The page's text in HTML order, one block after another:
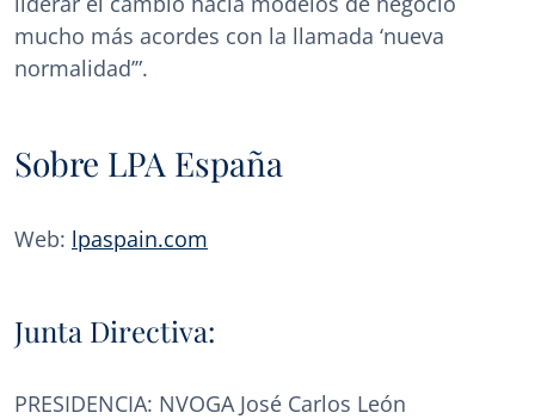
mucho más acordes con la llamada ‘nueva
normalidad’”.
Sobre LPA España
Web: lpaspain.com
Junta Directiva:
PRESIDENCIA: NVOGA José Carlos León